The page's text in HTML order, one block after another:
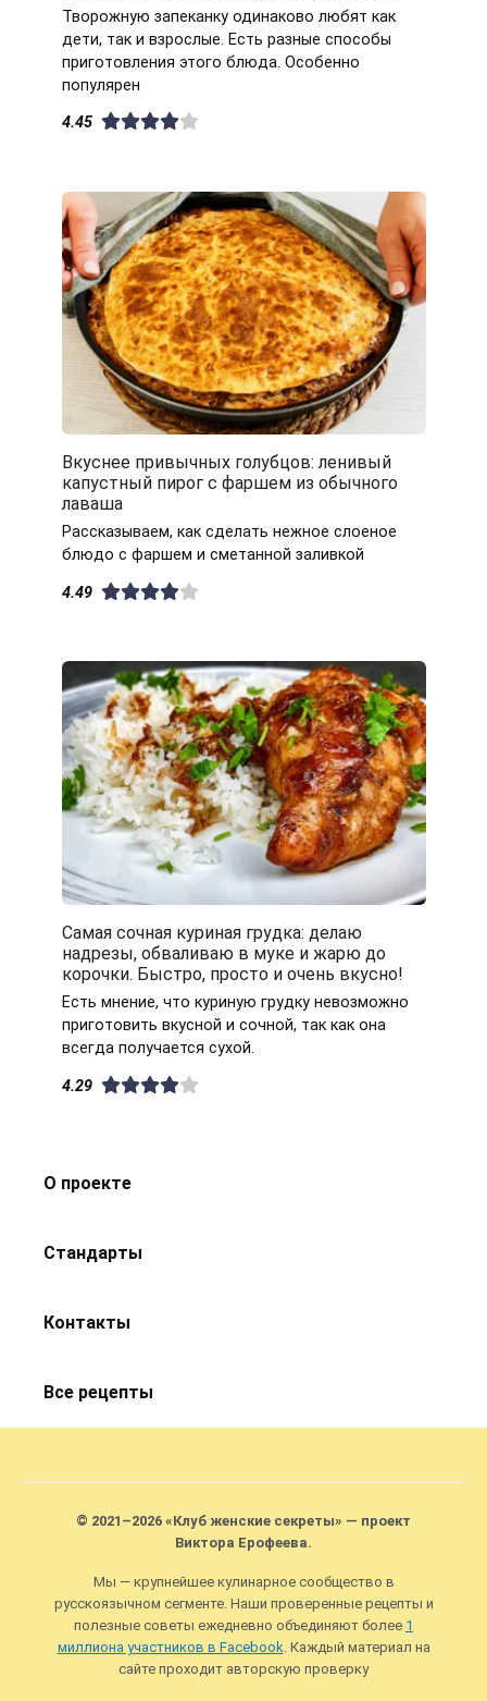
Творожную запеканку одинаково любят как
дети, так и взрослые. Есть разные способы
приготовления этого блюда. Особенно
популярен
4.45
Вкуснее привычных голубцов: ленивый
капустный пирог с фаршем из обычного
лаваша
Рассказываем, как сделать нежное слоеное
блюдо с фаршем и сметанной заливкой
4.49
Самая сочная куриная грудка: делаю
надрезы, обваливаю в муке и жарю до
корочки. Быстро, просто и очень вкусно!
Есть мнение, что куриную грудку невозможно
приготовить вкусной и сочной, так как она
всегда получается сухой.
4.29
О проекте
Стандарты
Контакты
Все рецепты
© 2021–2026 «Клуб женские секреты» — проект
Виктора Ерофеева.
Мы — крупнейшее кулинарное сообщество в
русскоязычном сегменте. Наши проверенные рецепты и
полезные советы ежедневно объединяют более 1
миллиона участников в Facebook . Каждый материал на
сайте проходит авторскую проверку